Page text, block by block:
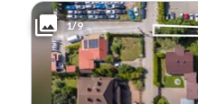
1/9